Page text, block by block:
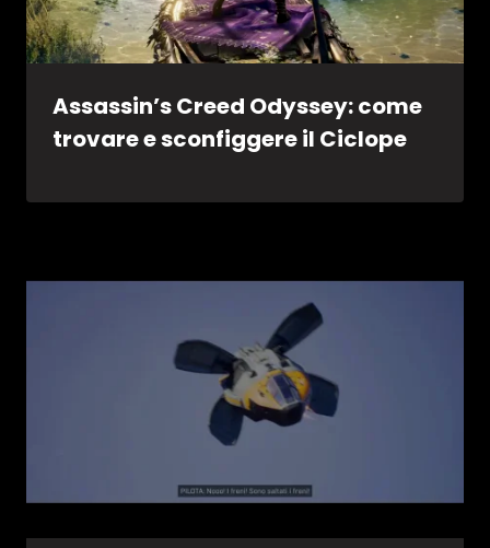
Assassin’s Creed Odyssey: come
trovare e sconfiggere il Ciclope